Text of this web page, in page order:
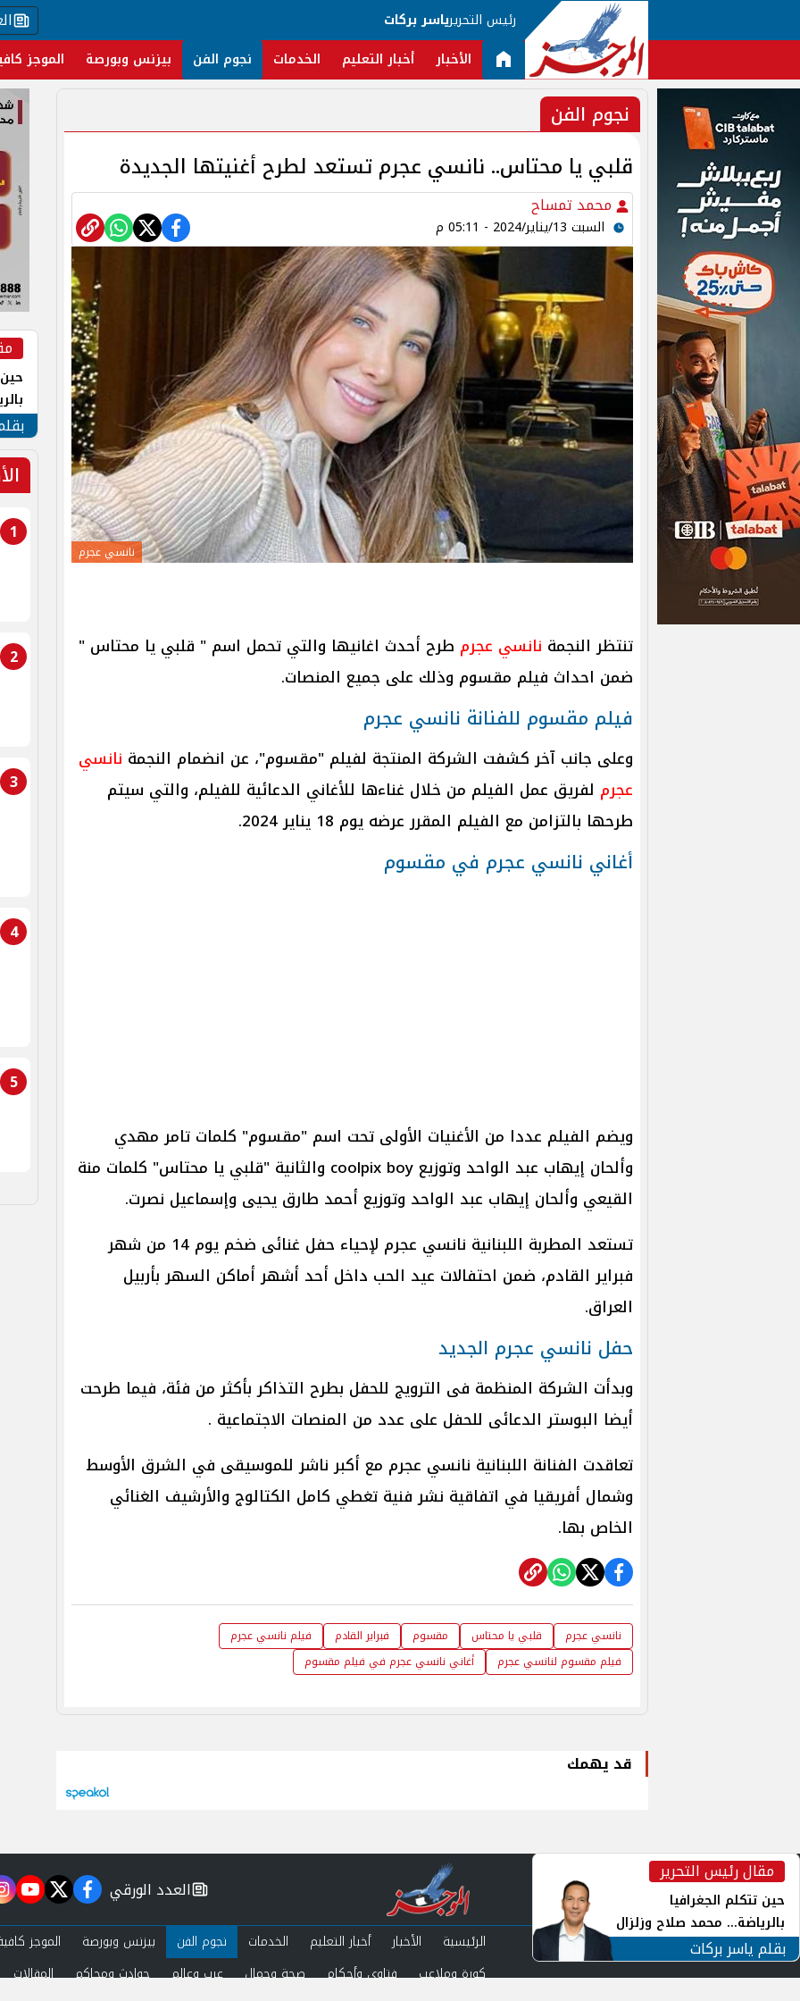
رئيس التحريرياسر بركات
الأخبار أخبار التعليم الخدمات نجوم الفن بيزنس وبورصة الموجز
نجوم الفن
قلبي يا محتاس.. نانسي عجرم تستعد لطرح أغنيتها الجديدة
محمد تمساح
السبت 13/يناير/2024 - 05:11 م
نانسي عجرم
تنتظر النجمة نانسي عجرم طرح أحدث اغانيها والتي تحمل اسم " قلبي يا محتاس "
ضمن احداث فيلم مقسوم وذلك على جميع المنصات.
فيلم مقسوم للفنانة نانسي عجرم
وعلى جانب آخر كشفت الشركة المنتجة لفيلم "مقسوم"، عن انضمام النجمة نانسي
عجرم لفريق عمل الفيلم من خلال غناءها للأغاني الدعائية للفيلم، والتي سيتم
طرحها بالتزامن مع الفيلم المقرر عرضه يوم 18 يناير 2024.
أغاني نانسي عجرم في مقسوم
ويضم الفيلم عددا من الأغنيات الأولى تحت اسم "مقسوم" كلمات تامر مهدي
وألحان إيهاب عبد الواحد وتوزيع coolpix boy والثانية "قلبي يا محتاس" كلمات منة
القيعي وألحان إيهاب عبد الواحد وتوزيع أحمد طارق يحيى وإسماعيل نصرت.
تستعد المطربة اللبنانية نانسي عجرم لإحياء حفل غنائى ضخم يوم 14 من شهر
فبراير القادم، ضمن احتفالات عيد الحب داخل أحد أشهر أماكن السهر بأربيل
العراق.
حفل نانسي عجرم الجديد
وبدأت الشركة المنظمة فى الترويج للحفل بطرح التذاكر بأكثر من فئة، فيما طرحت
أيضا البوستر الدعائى للحفل على عدد من المنصات الاجتماعية .
تعاقدت الفنانة اللبنانية نانسي عجرم مع أكبر ناشر للموسيقى في الشرق الأوسط
وشمال أفريقيا في اتفاقية نشر فنية تغطي كامل الكتالوج والأرشيف الغنائي
الخاص بها.
نانسي عجرم قلبي يا محتاس مقسوم فبراير القادم
فيلم نانسي عجرم
فيلم مقسوم لنانسي عجرم
أغاني نانسي عجرم في فيلم مقسوم
قد يهمك
1
2
3
4
5
مقال رئيس التحرير
حين تتكلم الجغرافيا
بالرياضة... محمد صلاح وزلزال
الهوية في الشارع التركي
بقلم ياسر بركات
newspaper
العدد الورقي facebook
twitter
الرئيسية الأخبار أخبار التعليم الخدمات نجوم الفن بيزنس وبورصة
الموجز
كورة وملاعب
فتاوى وأحكام صحة وجمال عرب وعالم حوادث ومحاكم المقالات